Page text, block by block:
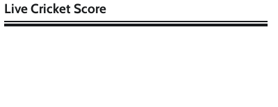
Live Cricket Score